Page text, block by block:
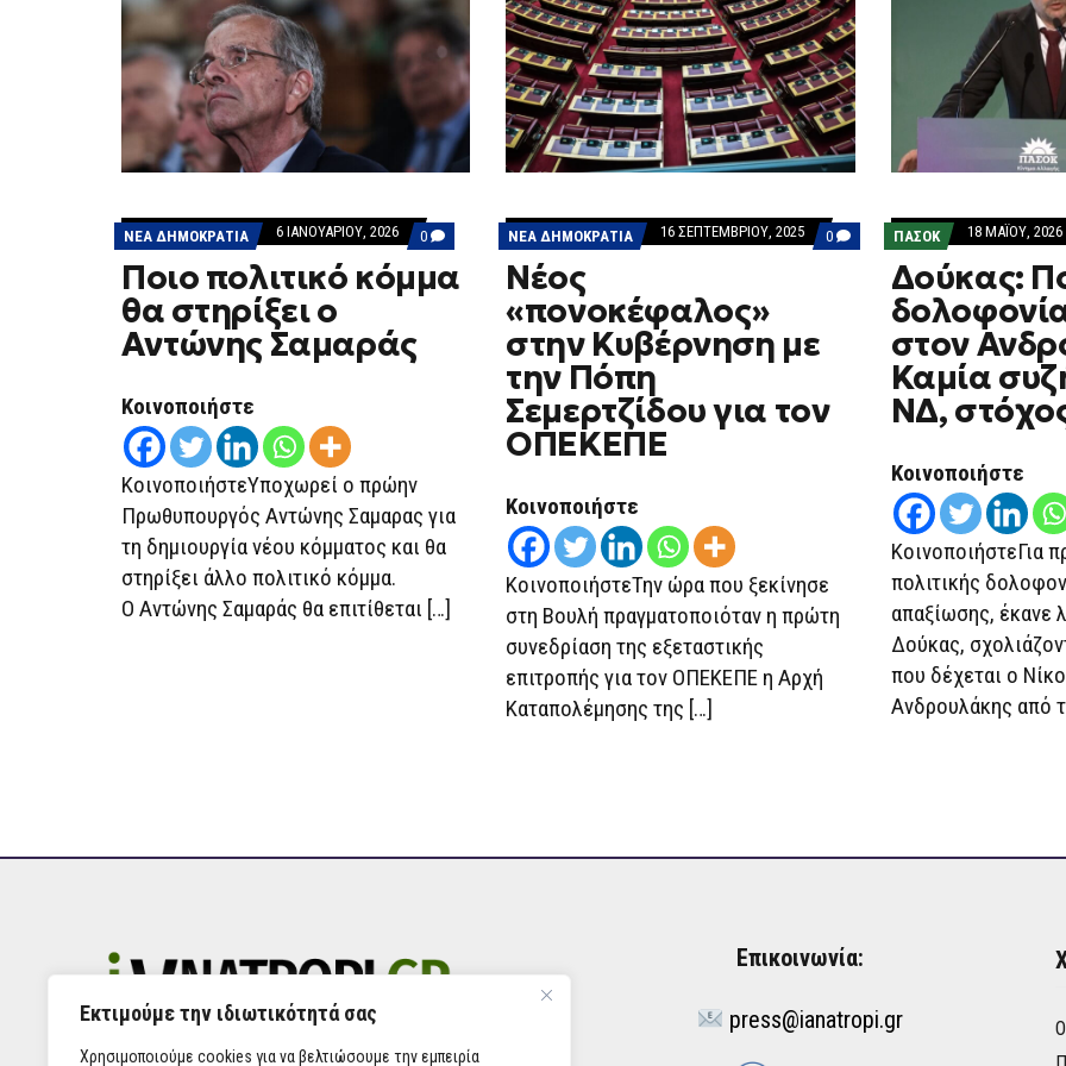
Εκτιμούμε την ιδιωτικότητά σας
Χρησιμοποιούμε cookies για να βελτιώσουμε την εμπειρία
ΝΕΑ ΔΗΜΟΚΡΑΤΙΑ 6 ΙΑΝΟΥΑΡΊΟΥ, 2026 0 COMMENTS
ON
ΠΟΙΟ
ΠΟΛΙΤΙΚΌ
Ποιο πολιτικό κόμμα
θα στηρίξει ο
Αντώνης Σαμαράς
Κοινοποιήστε
ΚοινοποιήστεΥποχωρεί ο πρώην
Πρωθυπουργός Αντώνης Σαμαρας για
τη δημιουργία νέου κόμματος και θα
στηρίξει άλλο πολιτικό κόμμα.
Ο Αντώνης Σαμαράς θα επιτίθεται […]
ΝΕΑ ΔΗΜΟΚΡΑΤΙΑ 16 ΣΕΠΤΕΜΒΡΊΟΥ, 2025 0COMMENTS
ON
«ΠΟΝΟΚΈΦΑΛΟΣ»
ΚΥΒΈΡΝΗΣΗ
ΣΕΜΕΡΤΖΊΔΟΥ
Νέος
«πονοκέφαλος»
στην Κυβέρνηση με
την Πόπη
Σεμερτζίδου για τον
ΟΠΕΚΕΠΕ
Κοινοποιήστε
ΚοινοποιήστεΤην ώρα που ξεκίνησε
στη Βουλή πραγματοποιόταν η πρώτη
συνεδρίαση της εξεταστικής
επιτροπής για τον ΟΠΕΚΕΠΕ η Αρχή
Καταπολέμησης της […]
ΠΑΣΟΚ 18 ΜΑΪ́ΟΥ, 2026
Δούκας:
στον
Καμία
ΝΔ,
Κοινοποιήστε
ΚοινοποιήστεΓια
πολιτικής
απαξίωσης, έκανε
Δούκας,
που δέχεται ο
Ανδρουλάκης από
Επικοινωνία:
press@ianatropi.gr